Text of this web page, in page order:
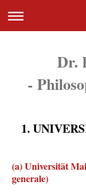
Dr.
-
1.
(a) Universität
generale)